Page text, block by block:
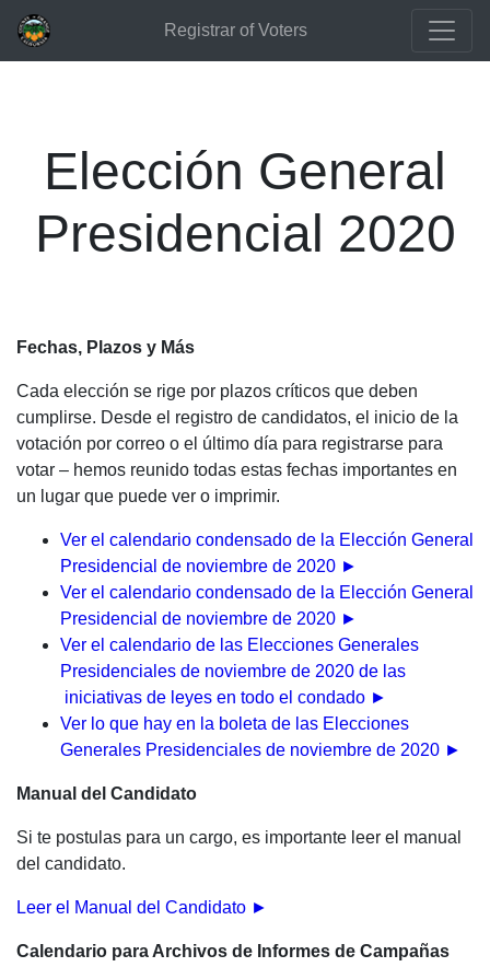
Registrar of Voters
Elección General
Presidencial 2020
Fechas, Plazos y Más
Cada elección se rige por plazos críticos que deben
cumplirse. Desde el registro de candidatos, el inicio de la
votación por correo o el último día para registrarse para
votar – hemos reunido todas estas fechas importantes en
un lugar que puede ver o imprimir.
Ver el calendario condensado de la Elección General
Presidencial de noviembre de 2020 ►
Ver el calendario condensado de la Elección General
Presidencial de noviembre de 2020 ►
Ver el calendario de las Elecciones Generales
Presidenciales de noviembre de 2020 de las
iniciativas de leyes en todo el condado ►
Ver lo que hay en la boleta de las Elecciones
Generales Presidenciales de noviembre de 2020 ►
Manual del Candidato
Si te postulas para un cargo, es importante leer el manual
del candidato.
Leer el Manual del Candidato ►
Calendario para Archivos de Informes de Campañas